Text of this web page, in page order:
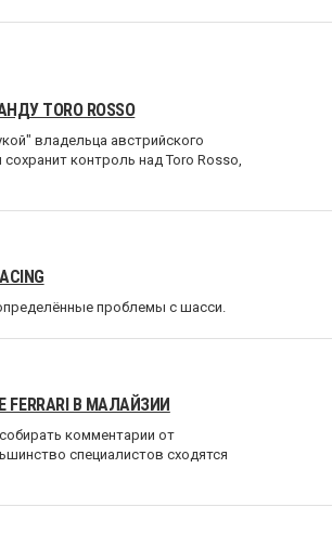
TORO ROSSO
владельца австрийского
контроль над Toro Rosso,
проблемы с шасси.
В МАЛАЙЗИИ
комментарии от
специалистов сходятся